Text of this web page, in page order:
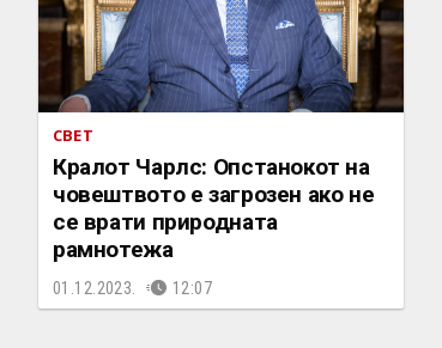
СВЕТ
Кралот Чарлс: Опстанокот на
човештвото е загрозен ако не
се врати природната
рамнотежа
01.12.2023. 12:07